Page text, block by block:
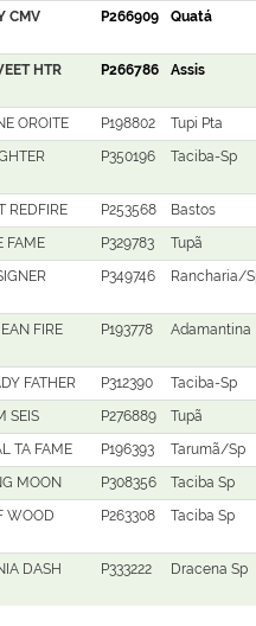
CMV P266909 Quatá
HTR P266786 Assis
OROITE P198802 Tupi Pta
P350196 Taciba-Sp
REDFIRE P253568 Bastos
FAME P329783 Tupã
P349746 Rancharia/
FIRE
P193778 Adamantina
FATHER P312390 Taciba-Sp
SEIS P276889 Tupã
TA FAME P196393 Tarumã/Sp
MOON P308356 Taciba Sp
WOOD
P263308 Taciba Sp
DASH
P333222 Dracena Sp